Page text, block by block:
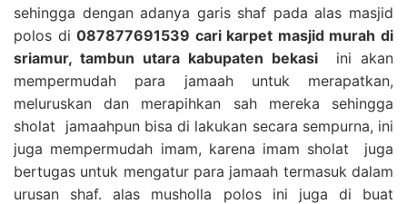
sehingga dengan adanya garis shaf pada alas masjid
polos di087877691539 cari karpet masjid murah di
sriamur, tambun utara kabupaten bekasi ini akan
mempermudah para jamaah untuk merapatkan,
meluruskan dan merapihkan sah mereka sehingga
sholat jamaahpun bisa di lakukan secara sempurna, ini
juga mempermudah imam, karena imam sholat juga
bertugas untuk mengatur para jamaah termasuk dalam
urusan shaf. alas musholla polos ini juga di buat